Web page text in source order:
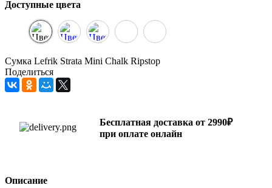
Доступные цвета
Сумка Lefrik Strata Mini Chalk Ripstop
Поделиться
Бесплатная доставка от 2990₽
при оплате онлайн
Описание